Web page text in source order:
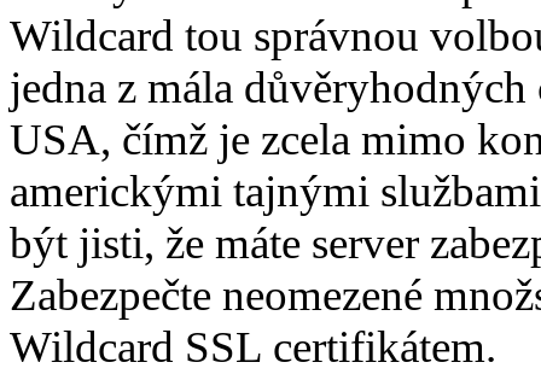
Wildcard tou správnou
jedna z mála
USA, čímž je zcela mimo
americkými tajnými
být jisti, že máte server
Zabezpečte neomezené
Wildcard SSL certifikátem.